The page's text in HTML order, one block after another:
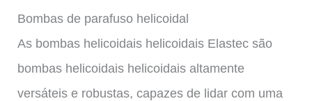
Bombas de parafuso helicoidal
As bombas helicoidais helicoidais Elastec são
bombas helicoidais helicoidais altamente
versáteis e robustas, capazes de lidar com uma